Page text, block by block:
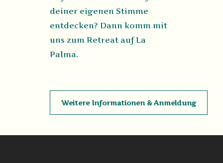
deiner eigenen Stimme
entdecken? Dann komm mit
uns zum Retreat auf La
Palma.
Weitere Informationen & Anmeldung